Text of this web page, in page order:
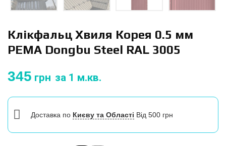
Клікфальц Хвиля Корея 0.5 мм
PEMA Dongbu Steel RAL 3005
345 грн за 1 м.кв.
Доставка по Києву та Області Від 500 грн